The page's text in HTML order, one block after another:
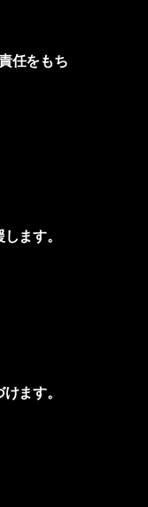
任をもち
ます。
ます。